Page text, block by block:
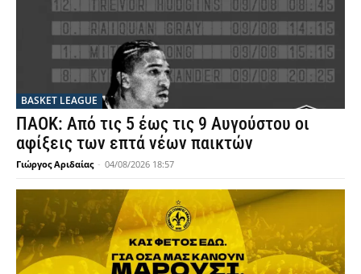
BASKET LEAGUE
ΠΑΟΚ: Από τις 5 έως τις 9 Αυγούστου οι
αφίξεις των επτά νέων παικτών
Γιώργος Αριδαίας - 04/08/2026 18:57